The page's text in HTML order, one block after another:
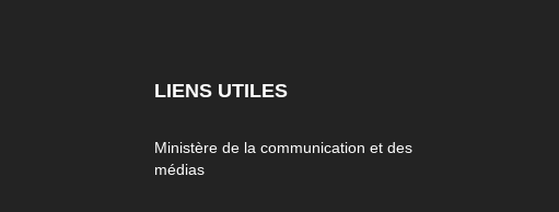
LIENS UTILES
Ministère de la communication et des
médias